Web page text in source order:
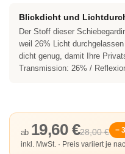
Blickdicht und
Der Stoff dieser
weil 26% Licht
dicht genug, damit Ihre
Transmission: 26% /
28,00 €
ab 19,60 €
−
inkl. MwSt. · Preis variiert je